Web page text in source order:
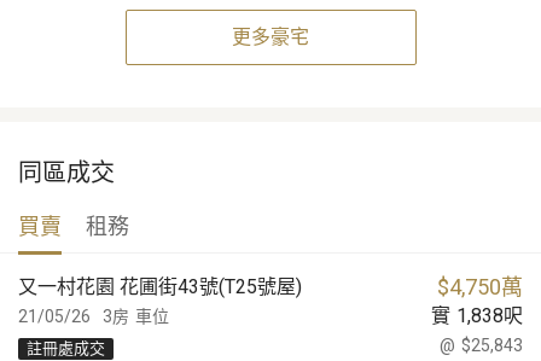
更多豪宅
同區成交
買賣 租務
21/05/26
又一村花園 花圃街43號(T25號屋) $4,750萬
車位 實 1,838呎
3房
@ $25,843
註冊處成交